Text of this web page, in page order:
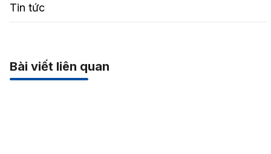
Tin tức
Bài viết liên quan